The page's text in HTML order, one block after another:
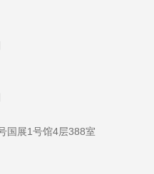
国展1号馆4层388室